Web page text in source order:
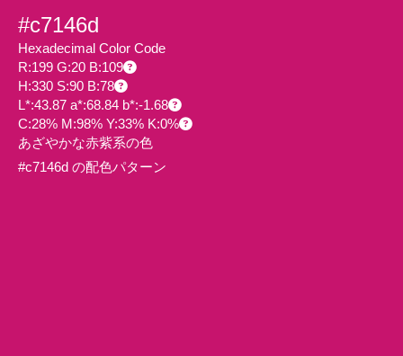
#c7146d
Hexadecimal Color Code
R:199 G:20 B:109
H:330 S:90 B:78
L*:43.87 a*:68.84 b*:-1.68
C:28% M:98% Y:33% K:0%
あざやかな赤紫系の色
#c7146d の配色パターン